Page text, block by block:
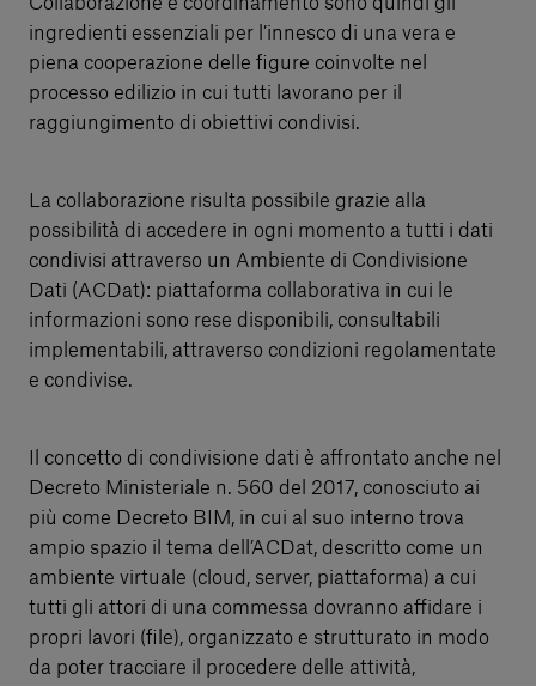
ingredienti essenziali per l’innesco di una vera e
piena cooperazione delle figure coinvolte nel
processo edilizio in cui tutti lavorano per il
raggiungimento di obiettivi condivisi.
La collaborazione risulta possibile grazie alla
possibilità di accedere in ogni momento a tutti i dati
condivisi attraverso un Ambiente di Condivisione
Dati (ACDat): piattaforma collaborativa in cui le
informazioni sono rese disponibili, consultabili
implementabili, attraverso condizioni regolamentate
e condivise.
Il concetto di condivisione dati è affrontato anche nel
Decreto Ministeriale n. 560 del 2017, conosciuto ai
più come Decreto BIM, in cui al suo interno trova
ampio spazio il tema dell’ACDat, descritto come un
ambiente virtuale (cloud, server, piattaforma) a cui
tutti gli attori di una commessa dovranno affidare i
propri lavori (file), organizzato e strutturato in modo
da poter tracciare il procedere delle attività,